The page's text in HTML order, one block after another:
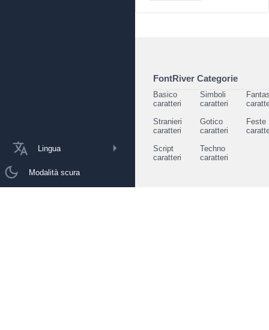
Lingua
Modalità scura
FontRiver Categorie
Basico
caratteri
Simboli
caratteri
Stranieri
caratteri
Gotico
caratteri
Feste
Script
caratteri
Techno
caratteri